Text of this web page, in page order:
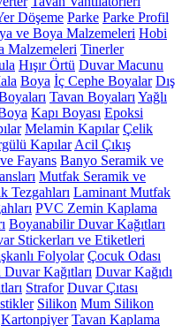
Döşeme Parke Parke Profil
ve Boya Malzemeleri Hobi
Malzemeleri Tinerler
Hışır Örtü Duvar Macunu
Boya İç Cephe Boyalar Dış
Tavan Boyaları Yağlı
Kapı Boyası Epoksi
Melamin Kapılar Çelik
Kapılar Acil Çıkış
Fayans Banyo Seramik ve
Mutfak Seramik ve
Tezgahları Laminant Mutfak
PVC Zemin Kaplama
Boyanabilir Duvar Kağıtları
Stickerları ve Etiketleri
Folyolar Çocuk Odası
Kağıtları Duvar Kağıdı
Strafor Duvar Çıtası
Silikon Mum Silikon
Kartonpiyer Tavan Kaplama